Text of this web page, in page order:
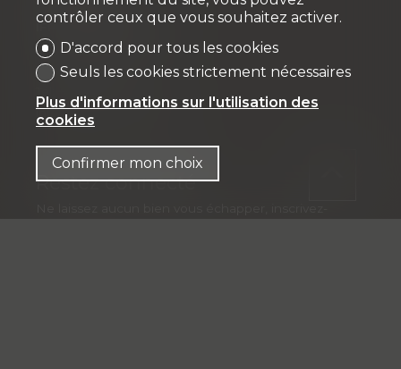
IFP MANAGEMENT SA
Rue Pedro-Meylan 5
1208 Genève
info@ifp-management.ch
Restez connecté
contrôler ceux que vous souhaitez activer.
D'accord pour tous les cookies
Seuls les cookies strictement nécessaires
Plus d'informations sur l'utilisation des
cookies
Confirmer mon choix